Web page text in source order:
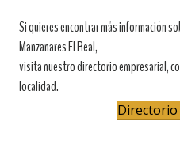
Si quieres encontrar más información
Manzanares El Real,
visita nuestro directorio empresarial,
localidad.